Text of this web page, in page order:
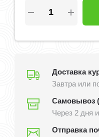
Доставка
Завтра или
Самовывоз
Через 2 дня
Отправка